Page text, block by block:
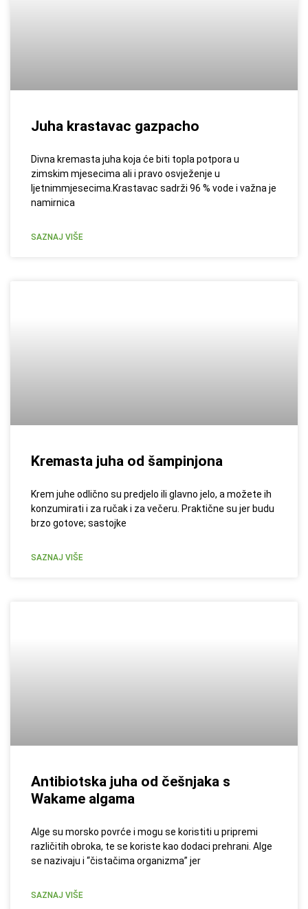
Juha krastavac gazpacho
Divna kremasta juha koja će biti topla potpora u
zimskim mjesecima ali i pravo osvježenje u
ljetnimmjesecima.Krastavac sadrži 96 % vode i važna je
namirnica
SAZNAJ VIŠE
Kremasta juha od šampinjona
Krem juhe odlično su predjelo ili glavno jelo, a možete ih
konzumirati i za ručak i za večeru. Praktične su jer budu
brzo gotove; sastojke
SAZNAJ VIŠE
Antibiotska juha od češnjaka s
Wakame algama
Alge su morsko povrće i mogu se koristiti u pripremi
različitih obroka, te se koriste kao dodaci prehrani. Alge
se nazivaju i “čistačima organizma” jer
SAZNAJ VIŠE